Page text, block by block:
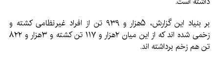
بر بنیاد این گزارش، ۵هزار و ۹۳۹ تن از افراد غیرنظامی کشته و
زخمی شده اند که از این میان ۲هزار و ۱۱۷ تن کشته و ۳هزار و ۸۲۲
تن هم زخم برداشته اند.